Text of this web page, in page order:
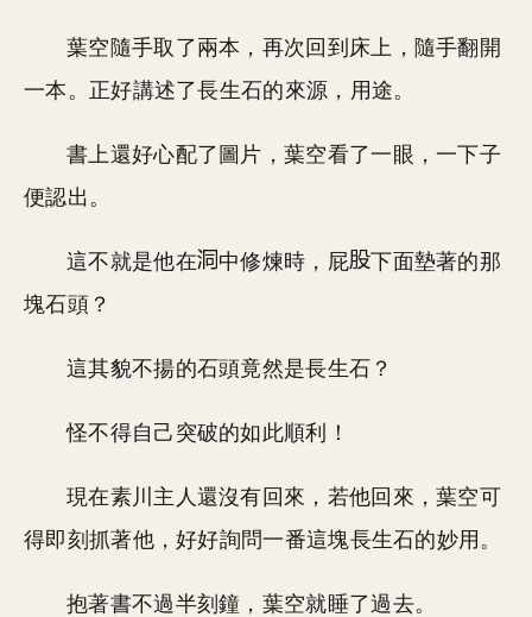
葉空隨手取了兩本，再次回到床上，隨手翻開
一本。正好講述了長生石的來源，用途。
書上還好心配了圖片，葉空看了一眼，一下子
便認出。
這不就是他在 中修煉時，屁
下面墊著的那
塊石頭？
這其貌不揚的石頭竟然是長生石？
怪不得自己突破的如此順利！
現在素川主人還沒有回來，若他回來，葉空可
得即刻抓著他，好好詢問一番這塊長生石的妙用。
抱著書不過半刻鐘，葉空就睡了過去。